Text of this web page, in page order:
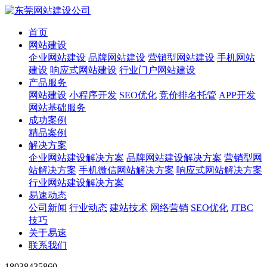
首页
网站建设
企业网站建设 品牌网站建设 营销型网站建设 手机网站
建设 响应式网站建设 行业门户网站建设
产品服务
网站建设 小程序开发 SEO优化 竞价排名托管 APP开发
网站基础服务
成功案例
精品案例
解决方案
企业网站建设解决方案 品牌网站建设解决方案 营销型网
站解决方案 手机微信网站解决方案 响应式网站解决方案
行业网站建设解决方案
易速动态
公司新闻 行业动态 建站技术 网络营销 SEO优化 JTBC
技巧
关于易速
联系我们